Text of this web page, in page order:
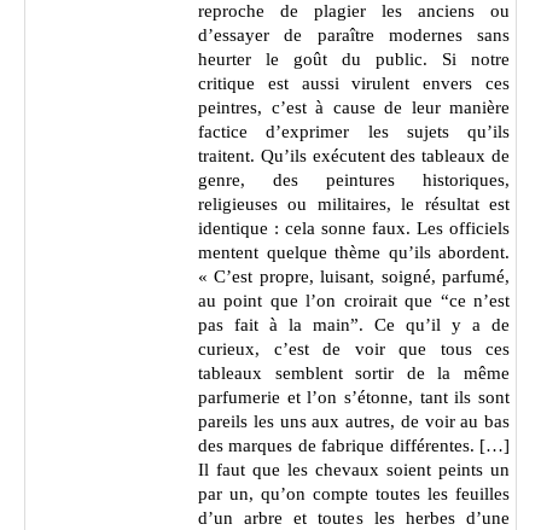
reproche de plagier les anciens ou
d’essayer de paraître modernes sans
heurter le goût du public. Si notre
critique est aussi virulent envers ces
peintres, c’est à cause de leur manière
factice d’exprimer les sujets qu’ils
traitent. Qu’ils exécutent des tableaux de
genre, des peintures historiques,
religieuses ou militaires, le résultat est
identique : cela sonne faux. Les officiels
mentent quelque thème qu’ils abordent.
« C’est propre, luisant, soigné, parfumé,
au point que l’on croirait que “ce n’est
pas fait à la main”. Ce qu’il y a de
curieux, c’est de voir que tous ces
tableaux semblent sortir de la même
parfumerie et l’on s’étonne, tant ils sont
pareils les uns aux autres, de voir au bas
des marques de fabrique différentes. […]
Il faut que les chevaux soient peints un
par un, qu’on compte toutes les feuilles
d’un arbre et toutes les herbes d’une